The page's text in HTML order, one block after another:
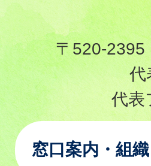
〒520-
代
代表
窓口案内・組